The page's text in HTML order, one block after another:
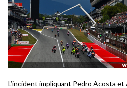
L’incident impliquant Pedro Acosta et